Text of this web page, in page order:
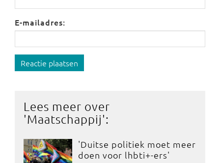
E-mailadres:
Reactie plaatsen
Lees meer over
'Maatschappij':
'Duitse politiek moet meer
doen voor lhbti+-ers'